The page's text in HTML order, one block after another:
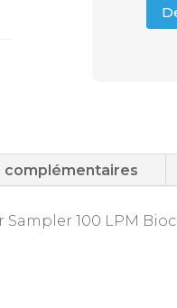
complémentaires
Sampler 100 LPM